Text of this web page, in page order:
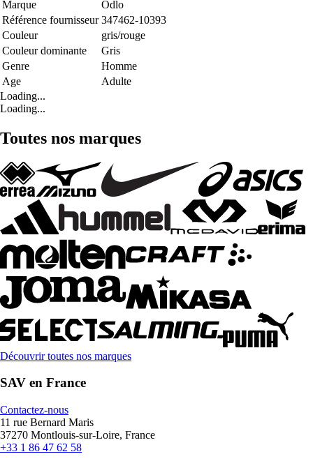
Marque
Odlo
Référence fournisseur 347462-10393
Couleur
gris/rouge
Couleur dominante
Gris
Genre
Homme
Age
Adulte
Loading...
Loading...
Toutes nos marques
Découvrir toutes nos marques
SAV en France
Contactez-nous
11 rue Bernard Maris
37270 Montlouis-sur-Loire, France
+33 1 86 47 62 58